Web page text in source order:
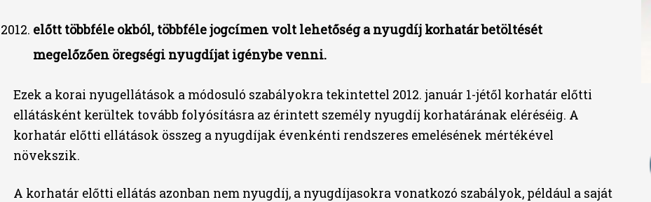
előtt többféle okból, többféle jogcímen volt lehetőség a nyugdíj korhatár betöltését
megelőzően öregségi nyugdíjat igénybe venni.
Ezek a korai nyugellátások a módosuló szabályokra tekintettel 2012. január 1-jétől korhatár előtti
ellátásként kerültek tovább folyósításra az érintett személy nyugdíj korhatárának eléréséig. A
korhatár előtti ellátások összeg a nyugdíjak évenkénti rendszeres emelésének mértékével
növekszik.
A korhatár előtti ellátás azonban nem nyugdíj, a nyugdíjasokra vonatkozó szabályok, például a saját